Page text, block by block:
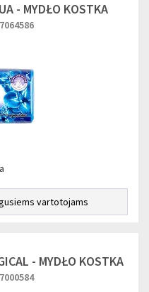
- MYDŁO KOSTKA
vartotojams
- MYDŁO KOSTKA